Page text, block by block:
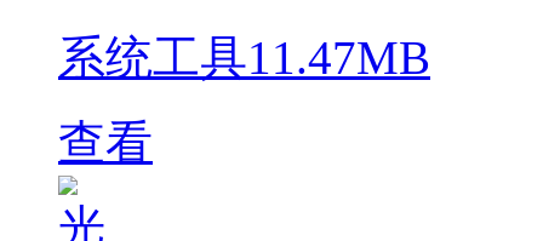
系统工具11.47MB
查看